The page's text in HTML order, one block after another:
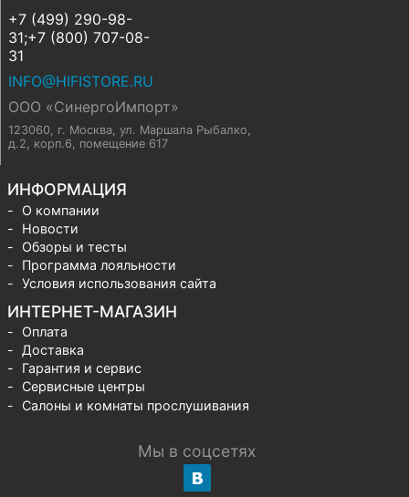
+7 (499) 290-98-
31;+7 (800) 707-08-
31
INFO@HIFISTORE.RU
ООО «СинергоИмпорт»
123060, г. Москва, ул. Маршала Рыбалко,
д.2, корп.6, помещение 617
ИНФОРМАЦИЯ
О компании
Новости
Обзоры и тесты
Программа лояльности
Условия использования сайта
ИНТЕРНЕТ-МАГАЗИН
Оплата
Доставка
Гарантия и сервис
Сервисные центры
Салоны и комнаты прослушивания
Мы в соцсетях